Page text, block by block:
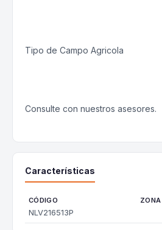
Tipo de Campo Agricola
Consulte con nuestros asesores.
Características
CÓDIGO
NLV216513P
ZONA